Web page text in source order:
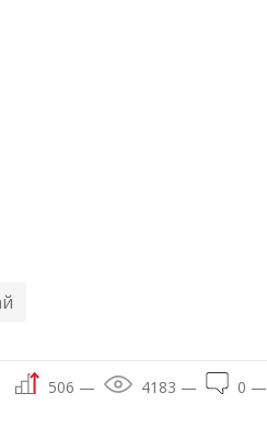
506 — 4183 — 0 —